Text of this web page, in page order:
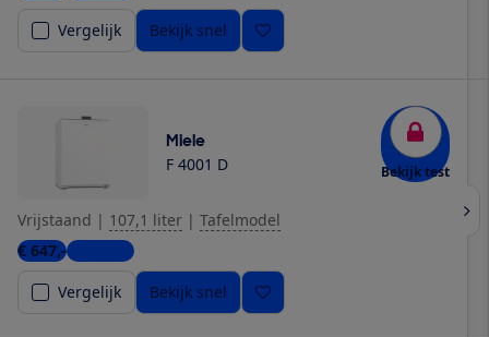
Vergelijk
Bekijk snel
Miele
F 4001 D Bekijk test
Vrijstaand | 107,1 liter | Tafelmodel
€ 647,-4 winkels
Vergelijk
Bekijk snel